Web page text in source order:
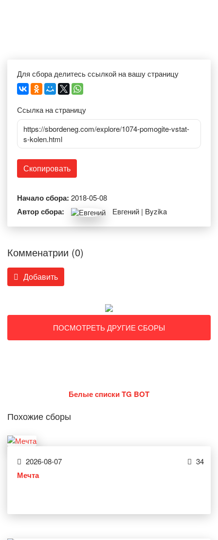
Для сбора делитесь ссылкой на вашу страницу
Ссылка на страницу
https://sbordeneg.com/explore/1074-pomogite-vstat-
s-kolen.html
Скопировать
Начало сбора: 2018-05-08
Автор сбора: Евгений | Byzika
Комменатрии (0)
Добавить
ПОСМОТРЕТЬ ДРУГИЕ СБОРЫ
Белые списки TG BOT
Похожие сборы
2026-08-07 34
Мечта